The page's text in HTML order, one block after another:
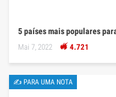
5 países mais populares
Mai 7, 2022 4.721
✍ PARA UMA NOTA